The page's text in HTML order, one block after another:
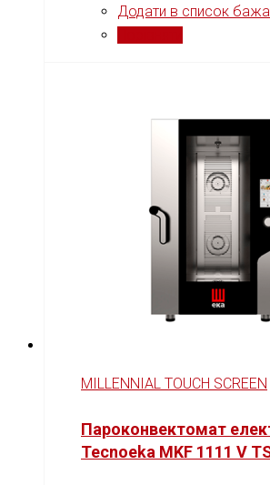
Додати в список
MILLENNIAL TOUCH SCREEN
Пароконвектомат
Tecnoeka MKF 1111 V